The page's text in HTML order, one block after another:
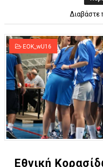
Διαβάστε
EOK_wU16
Εθνική